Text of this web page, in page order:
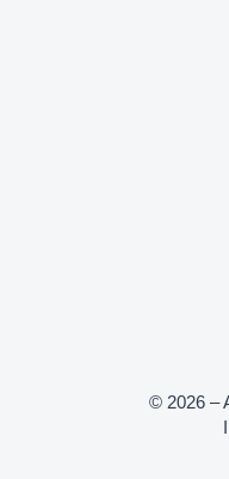
© 2026 –